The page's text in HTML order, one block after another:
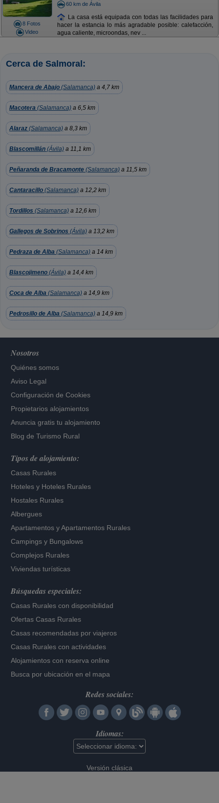
8 Fotos
Video
60 km de Ávila
La casa está equipada con todas las facilidades para
hacer la estancia lo más agradable posible: calefacción,
agua caliente, microondas, nev ...
Cerca de Salmoral:
Mancera de Abajo (Salamanca) a 4,7 km
Macotera (Salamanca) a 6,5 km
Alaraz (Salamanca) a 8,3 km
Blascomillán (Ávila) a 11,1 km
Peñaranda de Bracamonte (Salamanca) a 11,5 km
Cantaracillo (Salamanca) a 12,2 km
Tordillos (Salamanca) a 12,6 km
Gallegos de Sobrinos (Ávila) a 13,2 km
Pedraza de Alba (Salamanca) a 14 km
Blascojimeno (Ávila) a 14,4 km
Coca de Alba (Salamanca) a 14,9 km
Pedrosillo de Alba (Salamanca) a 14,9 km
Nosotros
Quiénes somos
Aviso Legal
Configuración de Cookies
Propietarios alojamientos
Anuncia gratis tu alojamiento
Blog de Turismo Rural
Tipos de alojamiento:
Casas Rurales
Hoteles y Hoteles Rurales
Hostales Rurales
Albergues
Apartamentos yApartamentos Rurales
Campings y Bungalows
Complejos Rurales
Viviendas turísticas
Búsquedas especiales:
Casas Rurales con disponibilidad
Ofertas Casas Rurales
Casas recomendadas por viajeros
Casas Rurales con actividades
Alojamientos con reserva online
Busca por ubicación en el mapa
Redes sociales:
Idiomas:
Versión clásica